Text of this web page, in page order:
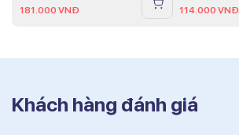
181.000 VNĐ
114.000 VNĐ
Khách hàng đánh giá